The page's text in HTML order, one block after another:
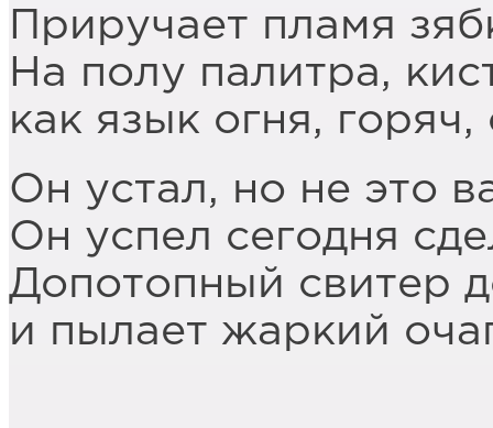
Приручает пламя
На полу палитра,
как язык огня,
Он устал, но не это
Он успел сегодня
Допотопный свитер
и пылает жаркий